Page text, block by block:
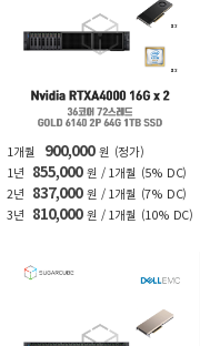
1개월 900,000 원
(정가)
1년
855,000 원 / 1개월
(5% DC)
2년
837,000 원 / 1개월
(7% DC)
3년
810,000 원 / 1개월 (10% DC)